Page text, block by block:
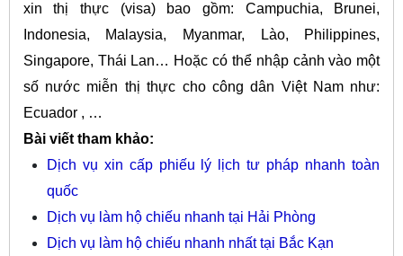
xin thị thực (visa) bao gồm: Campuchia, Brunei,
Indonesia, Malaysia, Myanmar, Lào, Philippines,
Singapore, Thái Lan… Hoặc có thể nhập cảnh vào một
số nước miễn thị thực cho công dân Việt Nam như:
Ecuador , …
Bài viết tham khảo:
Dịch vụ xin cấp phiếu lý lịch tư pháp nhanh toàn
quốc
Dịch vụ làm hộ chiếu nhanh tại Hải Phòng
Dịch vụ làm hộ chiếu nhanh nhất tại Bắc Kạn